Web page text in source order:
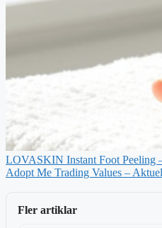
LOVASKIN Instant Foot Peeling
Adopt Me Trading Values –
Fler artiklar